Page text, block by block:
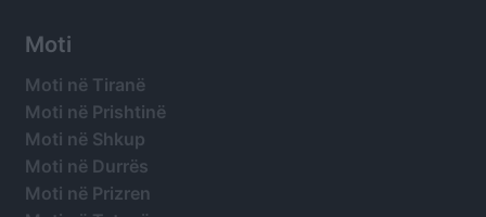
Moti
Moti në Tiranë
Moti në Prishtinë
Moti në Shkup
Moti në Durrës
Moti në Prizren